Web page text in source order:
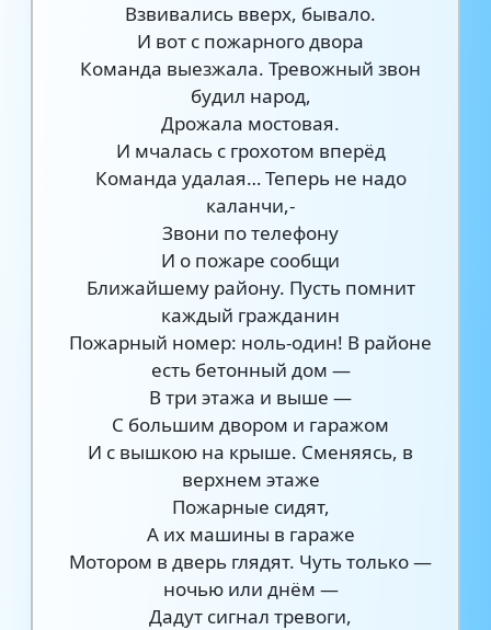
Взвивались вверх, бывало.
И вот с пожарного двора
Команда выезжала. Тревожный звон
будил народ,
Дрожала мостовая.
И мчалась с грохотом вперёд
Команда удалая… Теперь не надо
каланчи,-
Звони по телефону
И о пожаре сообщи
Ближайшему району. Пусть помнит
каждый гражданин
Пожарный номер: ноль-один! В районе
есть бетонный дом —
В три этажа и выше —
С большим двором и гаражом
И с вышкою на крыше. Сменяясь, в
верхнем этаже
Пожарные сидят,
А их машины в гараже
Мотором в дверь глядят. Чуть только —
ночью или днём —
Дадут сигнал тревоги,